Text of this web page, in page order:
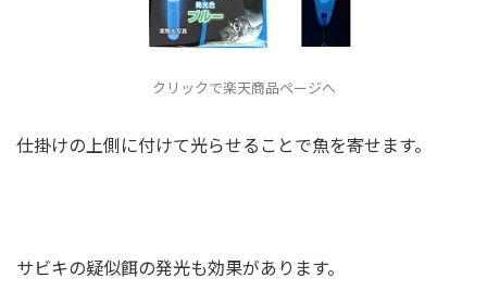
クリックで楽天商品ページへ
仕掛けの上側に付けて光らせることで魚を寄せます。
サビキの疑似餌の発光も効果があります。